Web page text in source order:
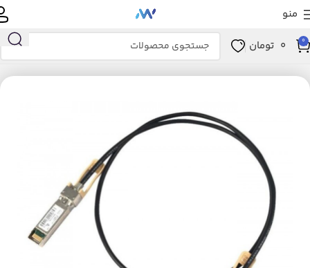
منو
0
0 تومان
خانه کابل DAC